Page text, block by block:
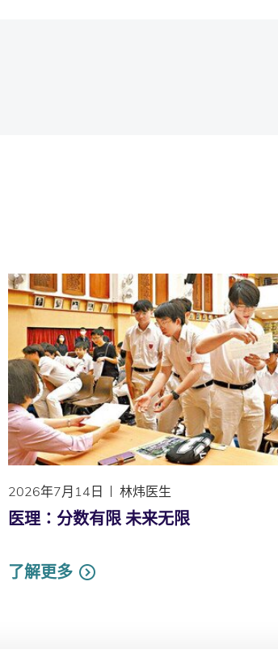
2026年7月14日 林炜医生
医理∶分数有限 未来无限
了解更多